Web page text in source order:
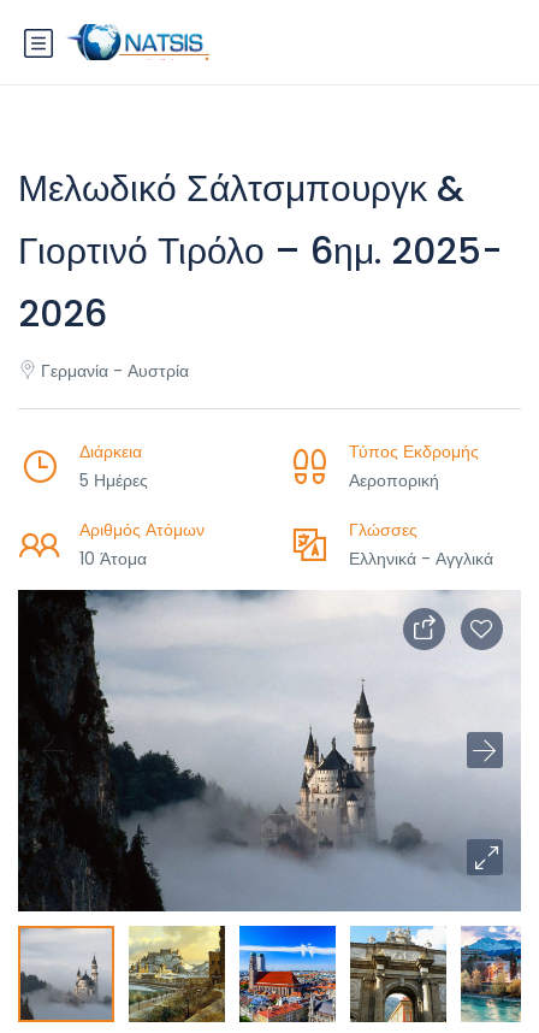
Μελωδικό Σάλτσμπουργκ &
Γιορτινό Τιρόλο – 6ημ. 2025-
2026
Γερμανία - Αυστρία
Διάρκεια
5 Ημέρες
Τύπος Εκδρομής
Αεροπορική
Αριθμός Ατόμων
10 Άτομα
Γλώσσες
Ελληνικά - Αγγλικά